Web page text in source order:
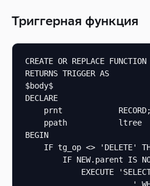
Триггерная функция
CREATE OR REPLACE
RETURNS TRIGGER AS
$body$
DECLARE
    prnt            RECORD;
ppath           ltree
BEGIN
IF tg_op <> 'DELETE'
IF NEW.parent IS
EXECUTE